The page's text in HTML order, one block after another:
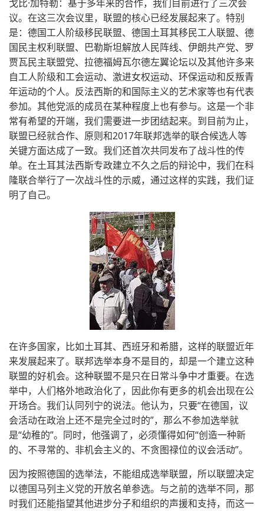
戈比·加特勒：基于多年来的合作，我们目前进行了三次会
议。在这三次会议里，联盟的核心已经发展起来了。特别
是：德国工人阶级移民联盟、德国土耳其移民工人联盟、德
国民主权利联盟、巴勒斯坦解放人民阵线、伊朗共产党、罗
贾瓦民主联盟党、拉德福姆瓦尔德左翼论坛以及其他许多来
自工人阶级和工会运动、激进女权运动、环保运动和反叛青
年运动的个人。反法西斯的和国际主义的艺术家等也有代表
参加。其他党派的成员在某种程度上也有参与。这是一个非
常有希望的开端，我们需要进一步团结起来。到目前为止，
联盟已经就合作、原则和2017年联邦选举的联合候选人等
关键方面达成了一致。我们还首次共同发布了战斗性的传
单。在土耳其法西斯专政建立不久之后的辩论中，我们在科
隆联合举行了一次战斗性的示威，通过这样的实践，我们证
明了自己。
在许多国家，比如土耳其、西班牙和希腊，这样的联盟近年
来发展起来了。联邦选举本身不是目的，却是一个建立这种
联盟的好机会。这种联盟不是只在日常斗争中才重要。在选
举中，人们格外地政治化了，因此你有更多的机会出现在公
开场合。我们认同列宁的说法。他认为，只要“在德国，议
会活动在政治上还不是完全过时的”，那么不参加选举就
是“幼稚的”。同时，他强调了，必须懂得如何“创造一种新
的、不寻常的、非机会主义的、不贪图禄位的议会活动”。
因为按照德国的选举法，不能组成选举联盟，所以联盟决定
以德国马列主义党的开放名单参选。与之前的选举不同，那
时我们还能指望其他进步分子和组织的声援和支持，而这一